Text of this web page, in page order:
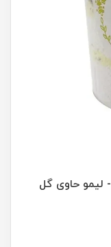
پودر کوکتل 380 گرم زاوانو ZAVANO - لیمو حاوی گل